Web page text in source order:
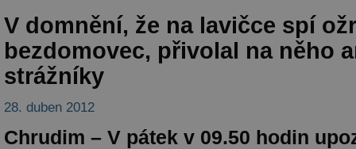
V domnění, že na lavičce spí
bezdomovec, přivolal na něho
strážníky
28. duben 2012
Chrudim – V pátek v 09.50 hodin